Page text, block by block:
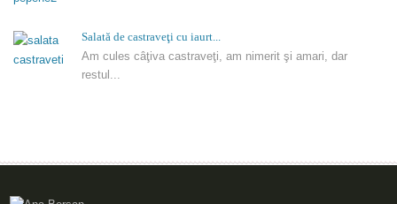
Salată de castraveţi cu iaurt...
Am cules câţiva castraveţi, am nimerit şi amari, dar
restul...